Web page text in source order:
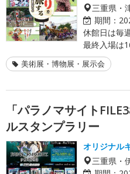
三重県・
期間：
休館日は毎
最終入場は
美術展・博物展・展示会
「パラノマサイト
ルスタンプラリー
オリジナル
三重県・